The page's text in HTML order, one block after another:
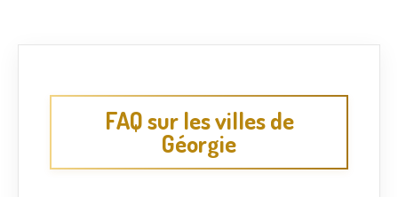
FAQ sur les villes de
Géorgie